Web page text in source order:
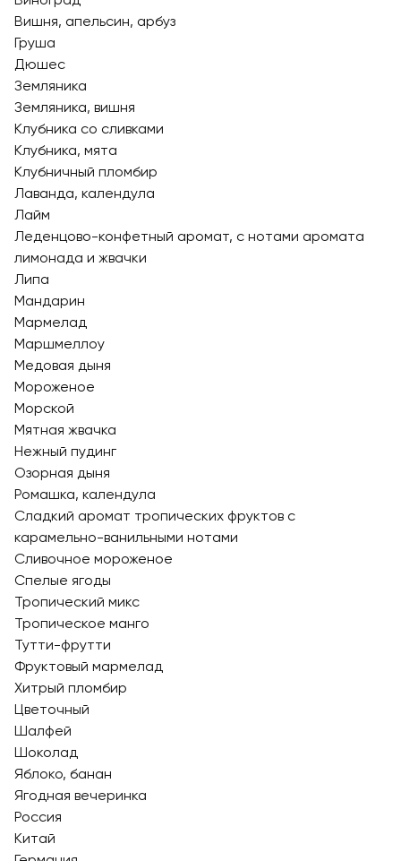
Вишня, апельсин, арбуз
Груша
Дюшес
Земляника
Земляника, вишня
Клубника со сливками
Клубника, мята
Клубничный пломбир
Лаванда, календула
Лайм
Леденцово-конфетный аромат, с нотами аромата
лимонада и жвачки
Липа
Мандарин
Мармелад
Маршмеллоу
Медовая дыня
Мороженое
Морской
Мятная жвачка
Нежный пудинг
Озорная дыня
Ромашка, календула
Сладкий аромат тропических фруктов с
карамельно-ванильными нотами
Сливочное мороженое
Спелые ягоды
Тропический микс
Тропическое манго
Тутти-фрутти
Фруктовый мармелад
Хитрый пломбир
Цветочный
Шалфей
Шоколад
Яблоко, банан
Ягодная вечеринка
Россия
Китай